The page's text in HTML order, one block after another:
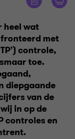
heel wat
met
controle,
toe.
diepgaande
van de
in op de
controles en